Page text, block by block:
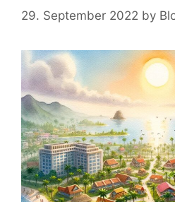
29. September 2022 by